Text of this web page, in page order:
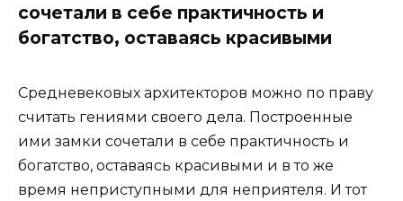
сочетали в себе практичность и
богатство, оставаясь красивыми
Средневековых архитекторов можно по праву
считать гениями своего дела. Построенные
ими замки сочетали в себе практичность и
богатство, оставаясь красивыми и в то же
время неприступными для неприятеля. И тот